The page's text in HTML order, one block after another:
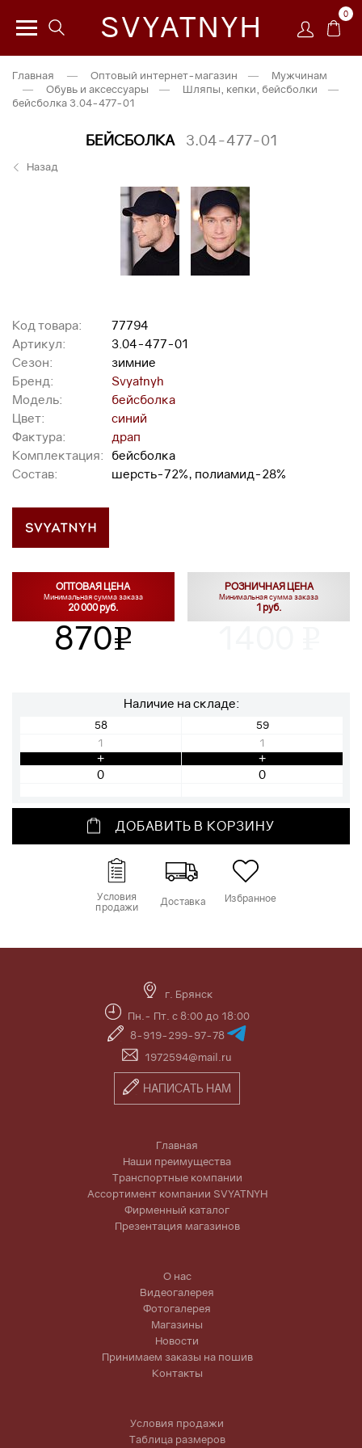
SVYATNYH 0
Главная — Оптовый интернет-магазин —
Мужчинам
—
Обувь и аксессуары — Шляпы, кепки, бейсболки
—
бейсболка 3.04-477-01
БЕЙСБОЛКА 3.04-477-01
Назад
Код товара:
77794
Артикул:
3.04-477-01
Сезон:
зимние
Бренд:
Svyatnyh
Модель:
бейсболка
Цвет:
синий
Фактура:
драп
Комплектация:
бейсболка
Состав:
шерсть-72%, полиамид-28%
ОПТОВАЯ ЦЕНА
Минимальная сумма заказа
20 000 руб.
870v
РОЗНИЧНАЯ ЦЕНА
Минимальная сумма заказа
1 руб.
Наличие на складе:
58
59
1
+
1
+
ДОБАВИТЬ В КОРЗИНУ
Условия
продажи Доставка Избранное
г. Брянск
Пн.- Пт. с 8:00 до 18:00
8-919-299-97-78
1972594@mail.ru
НАПИСАТЬ НАМ
Главная
Наши преимущества
Транспортные компании
Ассортимент компании SVYATNYH
Фирменный каталог
Презентация магазинов
О нас
Видеогалерея
Фотогалерея
Магазины
Новости
Принимаем заказы на пошив
Контакты
Условия продажи
Таблица размеров